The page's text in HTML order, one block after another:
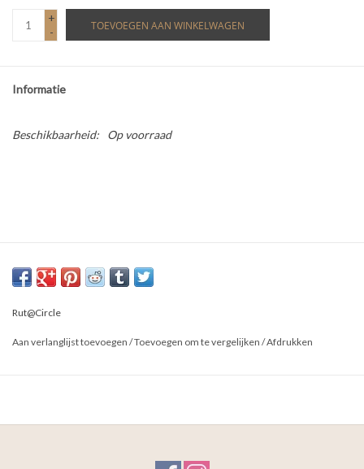
+
-
TOEVOEGEN AAN WINKELWAGEN
Informatie
Beschikbaarheid: Op voorraad
Rut@Circle
Aan verlanglijst toevoegen /Toevoegen om te vergelijken /Afdrukken